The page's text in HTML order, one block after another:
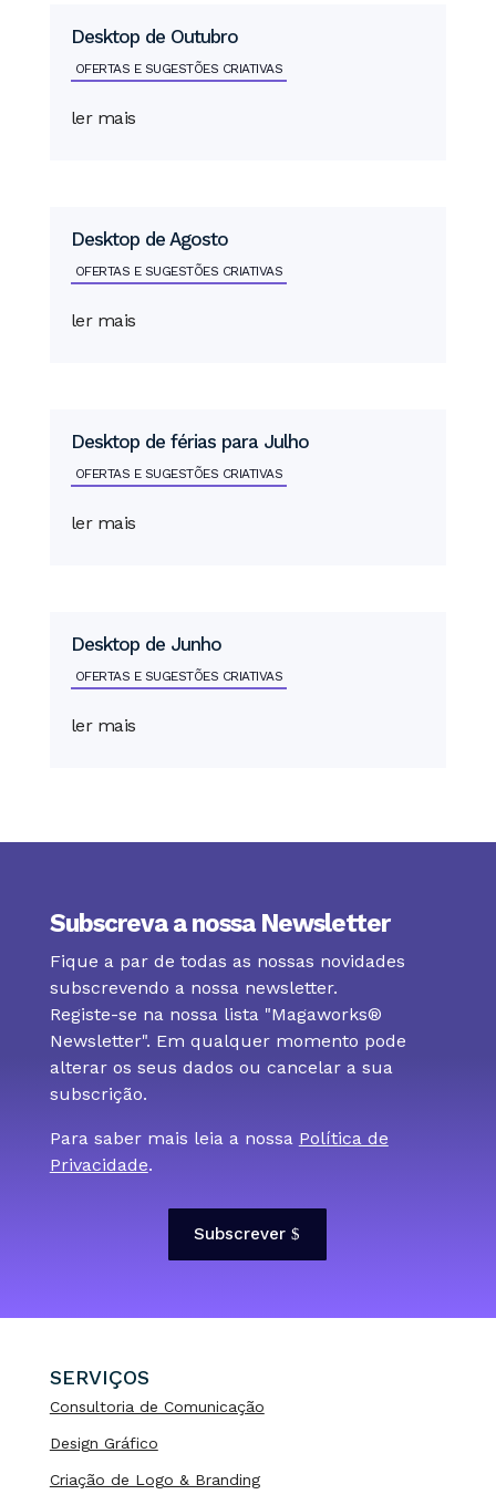
Desktop de Outubro
OFERTAS E SUGESTÕES CRIATIVAS
ler mais
Desktop de Agosto
OFERTAS E SUGESTÕES CRIATIVAS
ler mais
Desktop de férias para Julho
OFERTAS E SUGESTÕES CRIATIVAS
ler mais
Desktop de Junho
OFERTAS E SUGESTÕES CRIATIVAS
ler mais
Subscreva a nossa Newsletter
Fique a par de todas as nossas novidades
subscrevendo a nossa newsletter.
Registe-se na nossa lista "Magaworks®
Newsletter". Em qualquer momento pode
alterar os seus dados ou cancelar a sua
subscrição.
Para saber mais leia a nossa Política de
Privacidade.
Subscrever
SERVIÇOS
Consultoria de Comunicação
Design Gráfico
Criação de Logo & Branding